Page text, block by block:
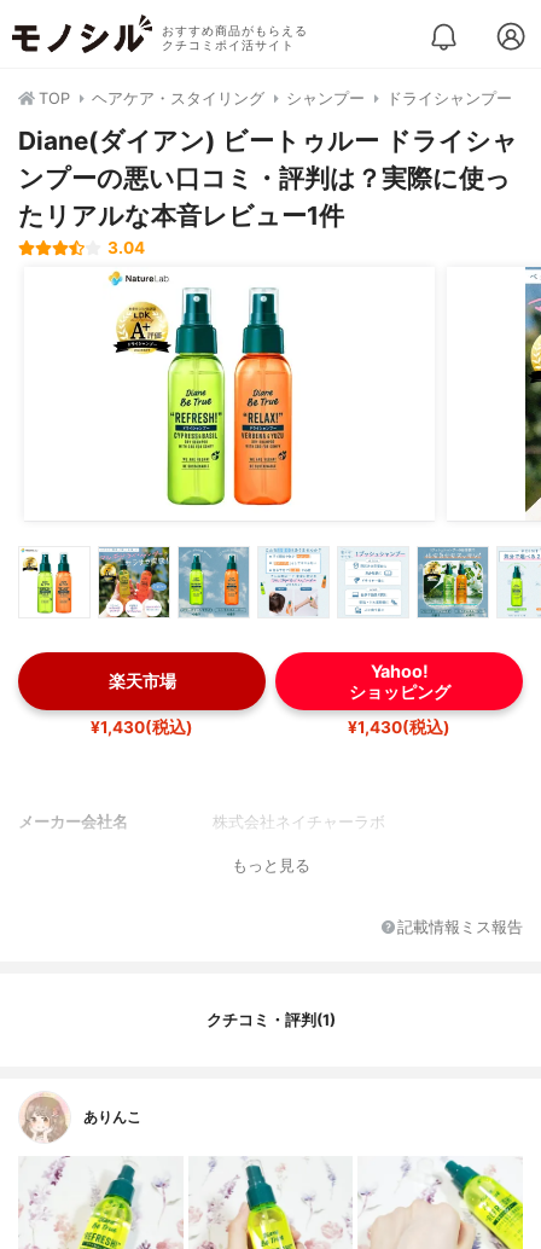
おすすめ商品がもらえる
クチコミポイ活サイト
TOP ヘアケア・スタイリング シャンプー ドライシャンプー
Diane(ダイアン) ビートゥルー ドライシャ
ンプーの悪い口コミ・評判は？実際に使っ
たリアルな本音レビュー1件
3.04
楽天市場
¥1,430(税込)
Yahoo!
ショッピング
¥1,430(税込)
メーカー会社名 株式会社ネイチャーラボ
もっと見る
記載情報ミス報告
クチコミ・評判(1)
ありんこ